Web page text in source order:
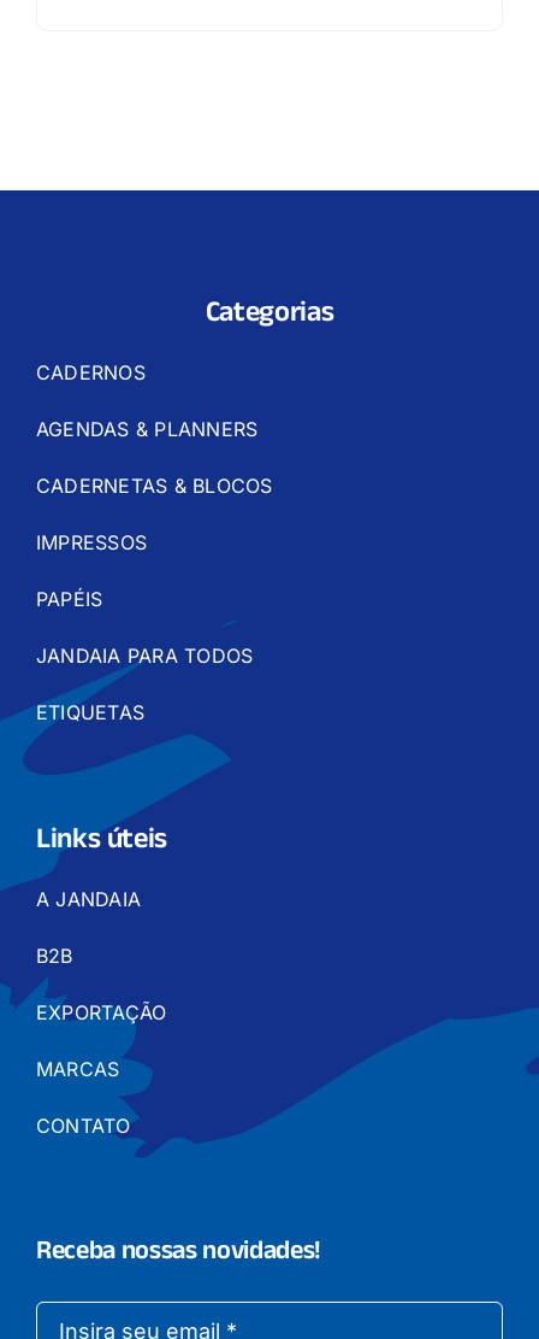
Categorias
CADERNOS
AGENDAS & PLANNERS
CADERNETAS & BLOCOS
IMPRESSOS
PAPÉIS
JANDAIA PARA TODOS
ETIQUETAS
Links úteis
A JANDAIA
B2B
EXPORTAÇÃO
MARCAS
CONTATO
Receba nossas novidades!